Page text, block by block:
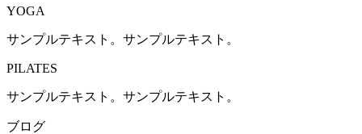
YOGA
サンプルテキスト。サンプルテキスト。
PILATES
サンプルテキスト。サンプルテキスト。
ブログ